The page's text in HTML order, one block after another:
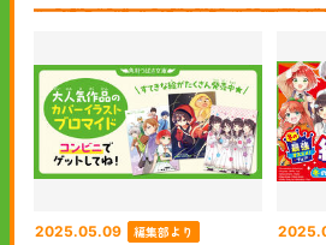
2025.05.09 編集部より